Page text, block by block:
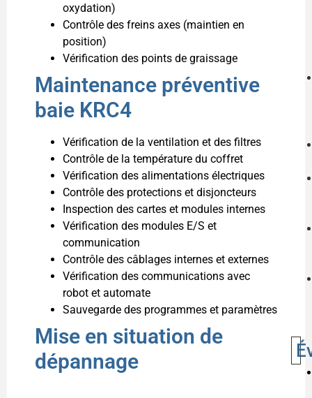
oxydation)
Contrôle des freins axes (maintien en
position)
Vérification des points de graissage
Maintenance préventive
baie KRC4
Vérification de la ventilation et des filtres
Contrôle de la température du coffret
Vérification des alimentations électriques
Contrôle des protections et disjoncteurs
Inspection des cartes et modules internes
Vérification des modules E/S et
communication
Contrôle des câblages internes et externes
Vérification des communications avec
robot et automate
Sauvegarde des programmes et paramètres
Mise en situation de
dépannage